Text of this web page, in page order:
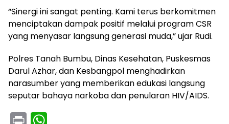
“Sinergi ini sangat penting. Kami terus berkomitmen
menciptakan dampak positif melalui program CSR
yang menyasar langsung generasi muda,” ujar Rudi.
Polres Tanah Bumbu, Dinas Kesehatan, Puskesmas
Darul Azhar, dan Kesbangpol menghadirkan
narasumber yang memberikan edukasi langsung
seputar bahaya narkoba dan penularan HIV/AIDS.